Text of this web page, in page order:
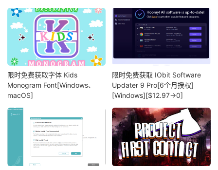
限时免费获取字体 Kids
Monogram Font[Windows、
macOS]
限时免费获取 IObit Software
Updater 9 Pro[6个月授权]
[Windows][$12.97→0]